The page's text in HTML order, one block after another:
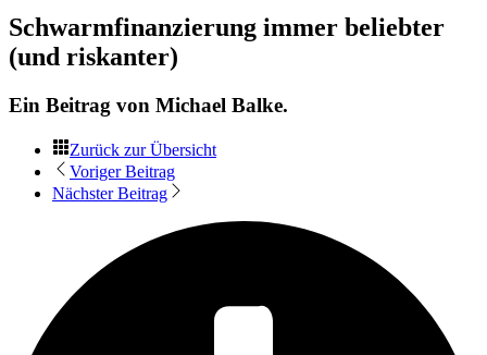
Schwarmfinanzierung immer beliebter
(und riskanter)
Ein Beitrag von Michael Balke.
Zurück zur Übersicht
Voriger Beitrag
Nächster Beitrag